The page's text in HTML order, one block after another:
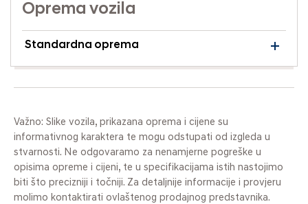
Oprema vozila
Standardna oprema
Važno: Slike vozila, prikazana oprema i cijene su
informativnog karaktera te mogu odstupati od izgleda u
stvarnosti. Ne odgovaramo za nenamjerne pogreške u
opisima opreme i cijeni, te u specifikacijama istih nastojimo
biti što precizniji i točniji. Za detaljnije informacije i provjeru
molimo kontaktirati ovlaštenog prodajnog predstavnika.